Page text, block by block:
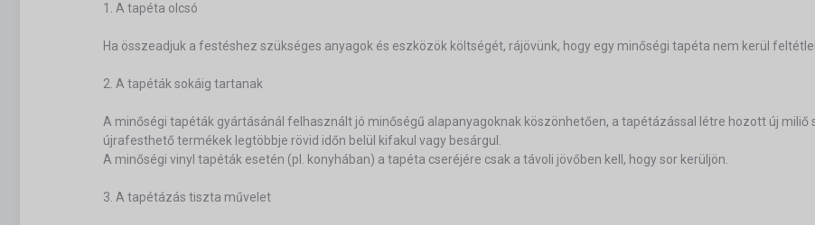
1. A tapéta olcsó
Ha összeadjuk a festéshez szükséges anyagok és eszközök költségét, rájövünk, hogy egy minőségi tapéta nem kerül
2. A tapéták sokáig tartanak
A minőségi tapéták gyártásánál felhasznált jó minőségű alapanyagoknak köszönhetően, a tapétázással létre hozott új
újrafesthető termékek legtöbbje rövid időn belül kifakul vagy besárgul.
A minőségi vinyl tapéták esetén (pl. konyhában) a tapéta cseréjére csak a távoli jövőben kell, hogy sor kerüljön.
3. A tapétázás tiszta művelet